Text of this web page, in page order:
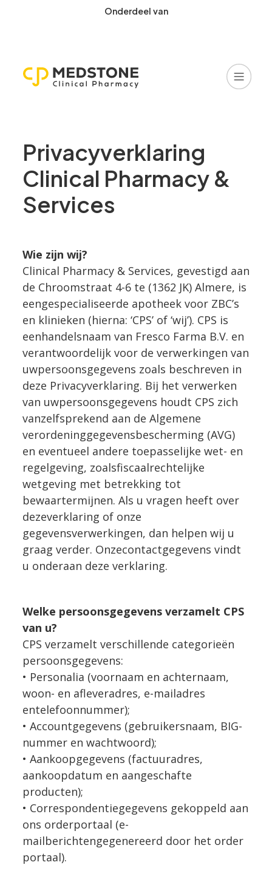
Onderdeel van
Privacyverklaring
Clinical Pharmacy &
Services
Wie zijn wij?
Clinical Pharmacy & Services, gevestigd aan
de Chroomstraat 4-6 te (1362 JK) Almere, is
eengespecialiseerde apotheek voor ZBC’s
en klinieken (hierna: ‘CPS’ of ‘wij’). CPS is
eenhandelsnaam van Fresco Farma B.V. en
verantwoordelijk voor de verwerkingen van
uwpersoonsgegevens zoals beschreven in
deze Privacyverklaring. Bij het verwerken
van uwpersoonsgegevens houdt CPS zich
vanzelfsprekend aan de Algemene
verordeninggegevensbescherming (AVG)
en eventueel andere toepasselijke wet- en
regelgeving, zoalsfiscaalrechtelijke
wetgeving met betrekking tot
bewaartermijnen. Als u vragen heeft over
dezeverklaring of onze
gegevensverwerkingen, dan helpen wij u
graag verder. Onzecontactgegevens vindt
u onderaan deze verklaring.
Welke persoonsgegevens verzamelt CPS
van u?
CPS verzamelt verschillende categorieën
persoonsgegevens:
• Personalia (voornaam en achternaam,
woon- en afleveradres, e-mailadres
entelefoonnummer);
• Accountgegevens (gebruikersnaam, BIG-
nummer en wachtwoord);
• Aankoopgegevens (factuuradres,
aankoopdatum en aangeschafte
producten);
• Correspondentiegegevens gekoppeld aan
ons orderportaal (e-
mailberichtengegenereerd door het order
portaal).